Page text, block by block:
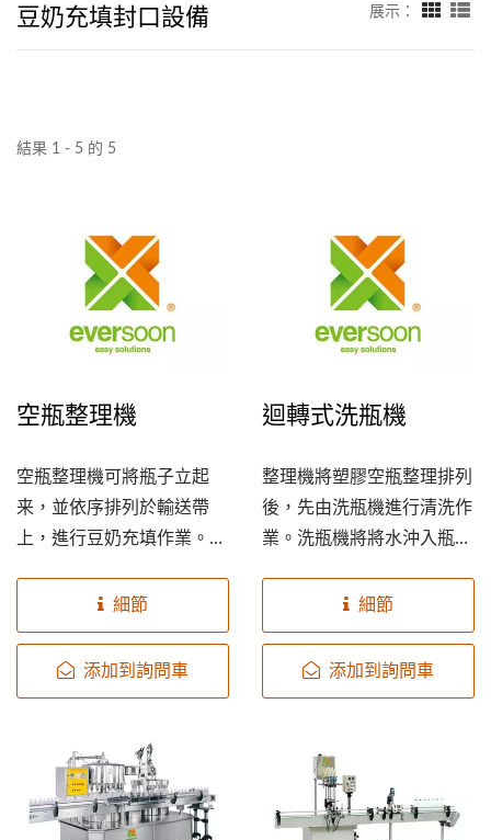
豆奶充填封口設備 展示：
結果 1 - 5 的 5
空瓶整理機
空瓶整理機可將瓶子立起
来，並依序排列於輸送帶
上，進行豆奶充填作業。
換，轉換容易、快速。
細節
添加到詢問車
迴轉式洗瓶機
整理機將塑膠空瓶整理排列
後，先由洗瓶機進行清洗作
業。洗瓶機將將水沖入瓶內
水倒出，再送往豆奶充填
機。
細節
添加到詢問車